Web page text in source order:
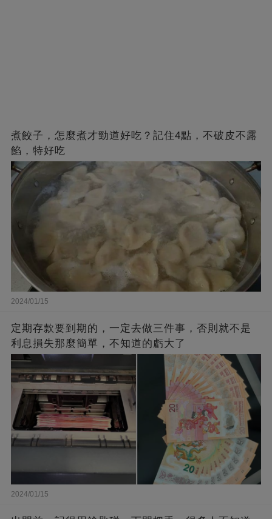
煮餃子，怎麼煮才勁道好吃？記住4點，不破皮不露
餡，特好吃
2024/01/15
定期存款要到期的，一定去做三件事，否則就不是
利息損失那麼簡單，不知道的虧大了
2024/01/15